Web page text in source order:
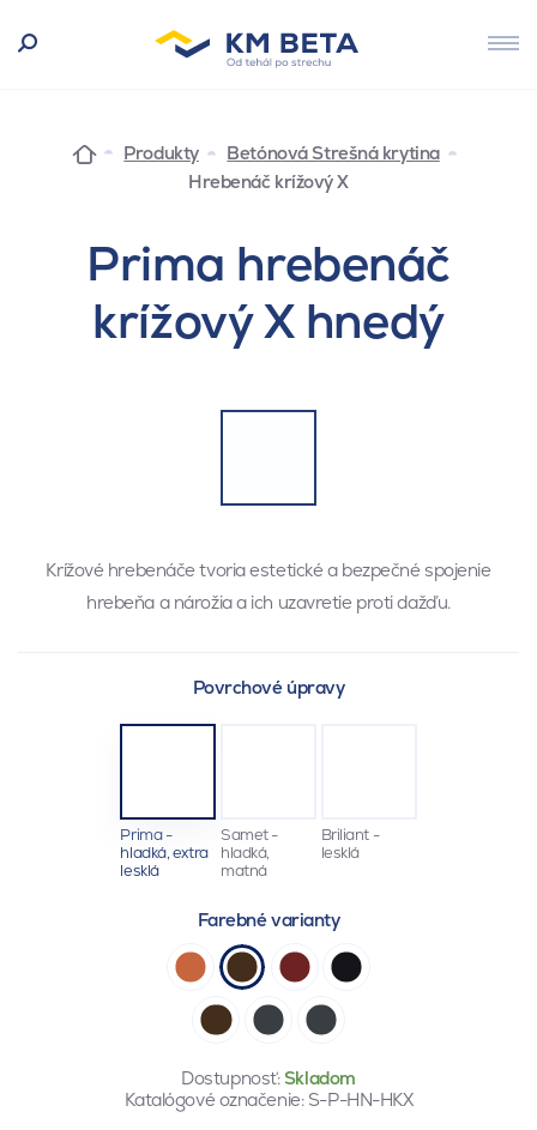
Produkty
Betónová Strešná krytina
Hrebenáč krížový X
Prima hrebenáč
krížový X hnedý
Krížové hrebenáče tvoria estetické a bezpečné spojenie
hrebeňa a nárožia a ich uzavretie proti dažďu.
Povrchové úpravy
Prima -
hladká, extra
lesklá
Samet -
hladká,
matná
Briliant -
lesklá
Farebné varianty
Dostupnosť:Skladom
Katalógové označenie: S-P-HN-HKX